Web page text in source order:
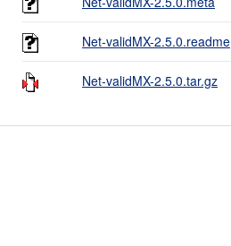
Net-validMX-2.5.0.readme
Net-validMX-2.5.0.tar.gz